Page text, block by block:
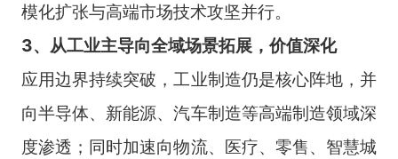
模化扩张与高端市场技术攻坚并行。
3、从工业主导向全域场景拓展，价值深化
应用边界持续突破，工业制造仍是核心阵地，并
向半导体、新能源、汽车制造等高端制造领域深
度渗透；同时加速向物流、医疗、零售、智慧城